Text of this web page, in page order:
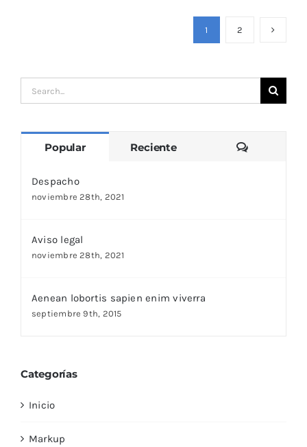
1 2
Search
for:
Popular Reciente
Despacho
noviembre 28th, 2021
Aviso legal
noviembre 28th, 2021
Aenean lobortis sapien enim viverra
septiembre 9th, 2015
Categorías
Inicio
Markup